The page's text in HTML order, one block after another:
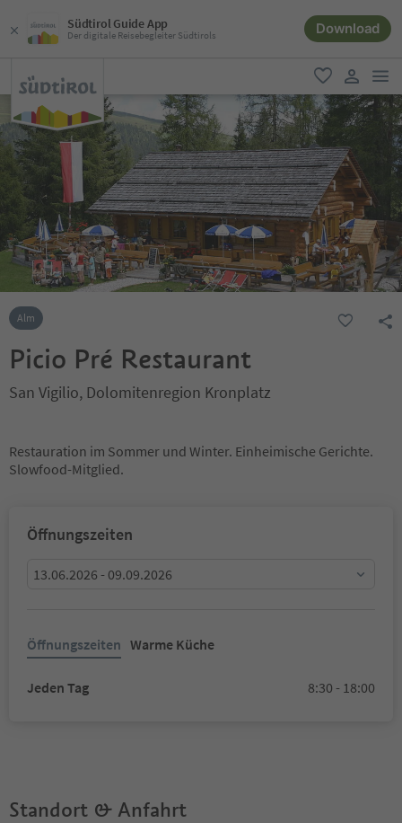
Südtirol Guide App
Der digitale Reisebegleiter Südtirols Download
favorit
user link
Alm
Picio Pré Restaurant
San Vigilio, Dolomitenregion Kronplatz
Restauration im Sommer und Winter. Einheimische Gerichte.
Slowfood-Mitglied.
Öffnungszeiten
13.06.2026 - 09.09.2026
Öffnungszeiten Warme Küche
Jeden Tag 8:30 - 18:00
Standort & Anfahrt